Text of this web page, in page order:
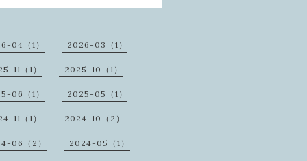
04（1） 2026-03（1）
11（1） 2025-10（1）
06（1） 2025-05（1）
11（1） 2024-10（2）
06（2） 2024-05（1）